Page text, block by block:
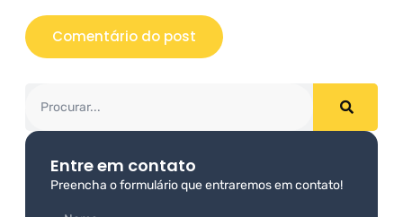
Entre em contato
Preencha o formulário que entraremos em contato!